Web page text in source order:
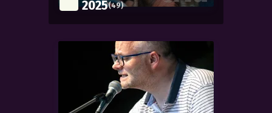
2025(49)